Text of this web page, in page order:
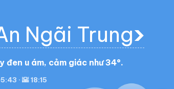
Ngãi Trung
đen u ám, cảm giác như 34°.
· 🌇 18:15